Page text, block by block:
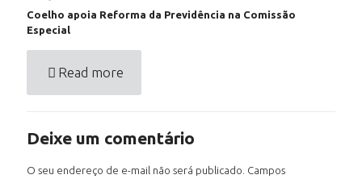
Coelho apoia Reforma da Previdência na Comissão
Especial
Read more
Deixe um comentário
O seu endereço de e-mail não será publicado. Campos